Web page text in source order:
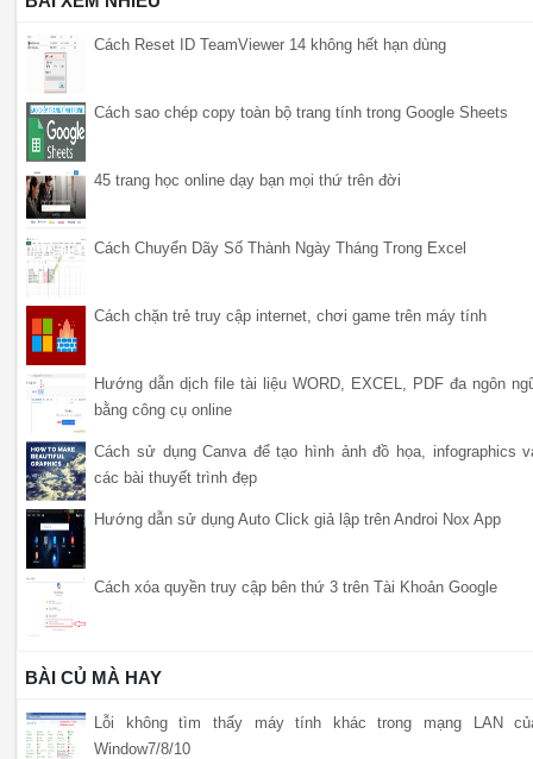
Cách Reset ID TeamViewer 14 không hết hạn dùng
Cách sao chép copy toàn bộ trang tính trong Google Sheets
45 trang học online dạy bạn mọi thứ trên đời
Cách Chuyển Dãy Số Thành Ngày Tháng Trong Excel
Cách chặn trẻ truy cập internet, chơi game trên máy tính
Hướng dẫn dịch file tài liệu WORD, EXCEL, PDF đa ngôn
bằng công cụ online
Cách sử dụng Canva để tạo hình ảnh đồ họa, infographics
các bài thuyết trình đẹp
Hướng dẫn sử dụng Auto Click giả lập trên Androi Nox App
Cách xóa quyền truy cập bên thứ 3 trên Tài Khoản Google
BÀI CỦ MÀ HAY
Lỗi không tìm thấy máy tính khác trong mạng LAN
Window7/8/10